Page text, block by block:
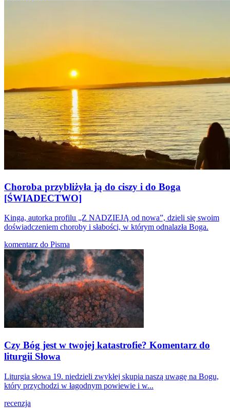
Choroba przybliżyła ją do ciszy i do Boga
[ŚWIADECTWO]
Kinga, autorka profilu „Z NADZIEJĄ od nowa”, dzieli się swoim
doświadczeniem choroby i słabości, w którym odnalazła Boga.
komentarz do Pisma
Czy Bóg jest w twojej katastrofie? Komentarz do
liturgii Słowa
Liturgia słowa 19. niedzieli zwykłej skupia naszą uwagę na Bogu,
który przychodzi w łagodnym powiewie i w...
recenzja